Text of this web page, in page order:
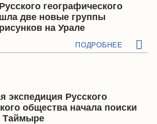
географического
две новые группы
на Урале
ПОДРОБНЕЕ
экспедиция Русского
общества начала поиски
Таймыре